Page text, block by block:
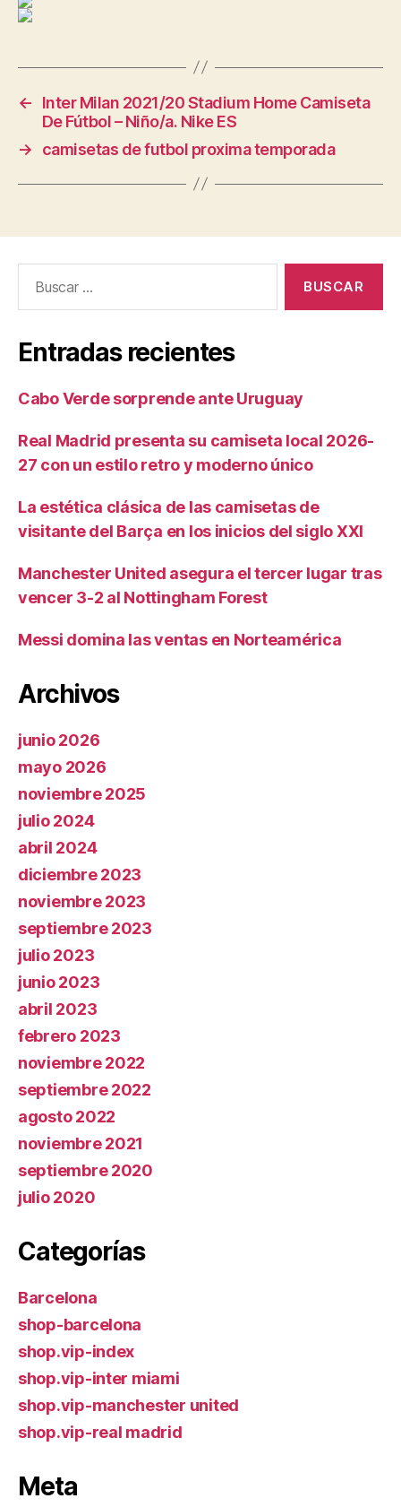
←
Inter Milan 2021/20 Stadium Home Camiseta
De Fútbol – Niño/a. Nike ES
→
camisetas de futbol proxima temporada
Entradas recientes
Cabo Verde sorprende ante Uruguay
Real Madrid presenta su camiseta local 2026-
27 con un estilo retro y moderno único
La estética clásica de las camisetas de
visitante del Barça en los inicios del siglo XXI
Manchester United asegura el tercer lugar tras
vencer 3-2 al Nottingham Forest
Messi domina las ventas en Norteamérica
Archivos
junio 2026
mayo 2026
noviembre 2025
julio 2024
abril 2024
diciembre 2023
noviembre 2023
septiembre 2023
julio 2023
junio 2023
abril 2023
febrero 2023
noviembre 2022
septiembre 2022
agosto 2022
noviembre 2021
septiembre 2020
julio 2020
Categorías
Barcelona
shop-barcelona
shop.vip-index
shop.vip-inter miami
shop.vip-manchester united
shop.vip-real madrid
Meta